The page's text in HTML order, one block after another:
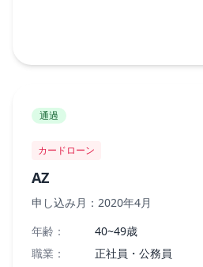
通過
カードローン
AZ
申し込み月： 2020年4月
年齢：
40~49歳
職業：
正社員・公務員